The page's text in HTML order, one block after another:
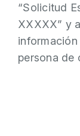
“Solicitud
XXXXX” y
persona de